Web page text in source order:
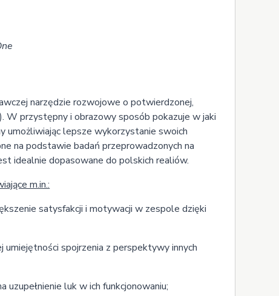
narzędzie rozwojowe o potwierdzonej,
przystępny i obrazowy sposób pokazuje w jaki
umożliwiając lepsze wykorzystanie swoich
na podstawie badań przeprowadzonych na
idealnie dopasowane do polskich realiów.
m.in.:
satysfakcji i motywacji w zespole dzięki
umiejętności spojrzenia z perspektywy innych
uzupełnienie luk w ich funkcjonowaniu;